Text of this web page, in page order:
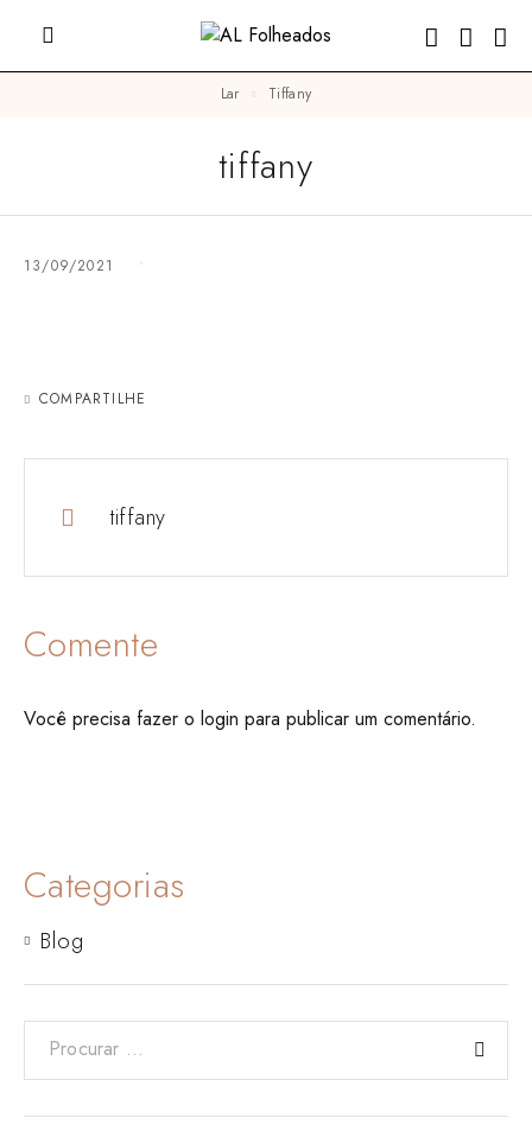
Lar tiffany
tiffany
13/09/2021
COMPARTILHE
tiffany
Comente
Você precisa fazer o login para publicar um comentário.
Categorias
Blog